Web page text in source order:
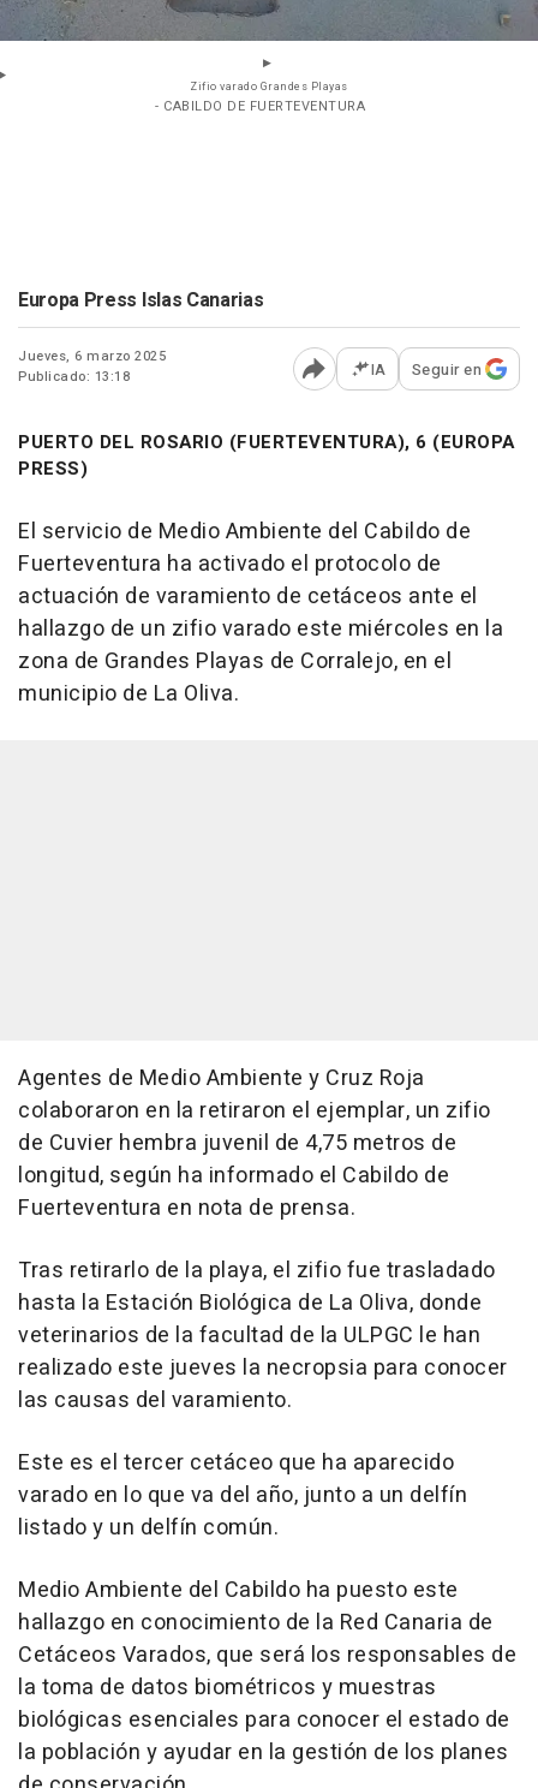
Zifio varado Grandes Playas
- CABILDO DE FUERTEVENTURA
Europa Press Islas Canarias
Jueves, 6 marzo 2025
Publicado: 13:18
Abrir opciones para
IA Seguir en
PUERTO DEL ROSARIO (FUERTEVENTURA), 6 (EUROPA
PRESS)
El servicio de Medio Ambiente del Cabildo de
Fuerteventura ha activado el protocolo de
actuación de varamiento de cetáceos ante el
hallazgo de un zifio varado este miércoles en la
zona de Grandes Playas de Corralejo, en el
municipio de La Oliva.
Agentes de Medio Ambiente y Cruz Roja
colaboraron en la retiraron el ejemplar, un zifio
de Cuvier hembra juvenil de 4,75 metros de
longitud, según ha informado el Cabildo de
Fuerteventura en nota de prensa.
Tras retirarlo de la playa, el zifio fue trasladado
hasta la Estación Biológica de La Oliva, donde
veterinarios de la facultad de la ULPGC le han
realizado este jueves la necropsia para conocer
las causas del varamiento.
Este es el tercer cetáceo que ha aparecido
varado en lo que va del año, junto a un delfín
listado y un delfín común.
Medio Ambiente del Cabildo ha puesto este
hallazgo en conocimiento de la Red Canaria de
Cetáceos Varados, que será los responsables de
la toma de datos biométricos y muestras
biológicas esenciales para conocer el estado de
la población y ayudar en la gestión de los planes